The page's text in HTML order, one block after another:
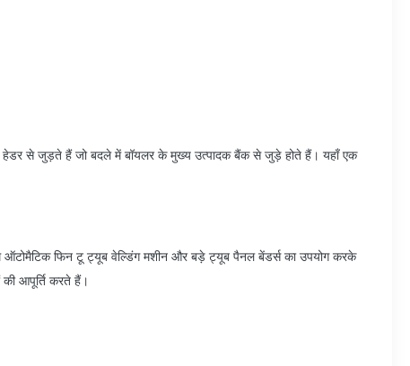
हेडर से जुड़ते हैं जो बदले में बॉयलर के मुख्य उत्पादक बैंक से जुड़े होते हैं। यहाँ एक
फिन टू ट्यूब वेल्डिंग मशीन और बड़े ट्यूब पैनल बेंडर्स का उपयोग करके
आपूर्ति करते हैं।